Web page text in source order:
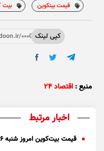
قیمت بیتکوین بیت
کپی لینک000OtW
منبع : اقتصاد ۲۴
اخبار مرتبط
قیمت بیت‌کوین امروز شنبه ۶ اردیبهشت نزولی شد